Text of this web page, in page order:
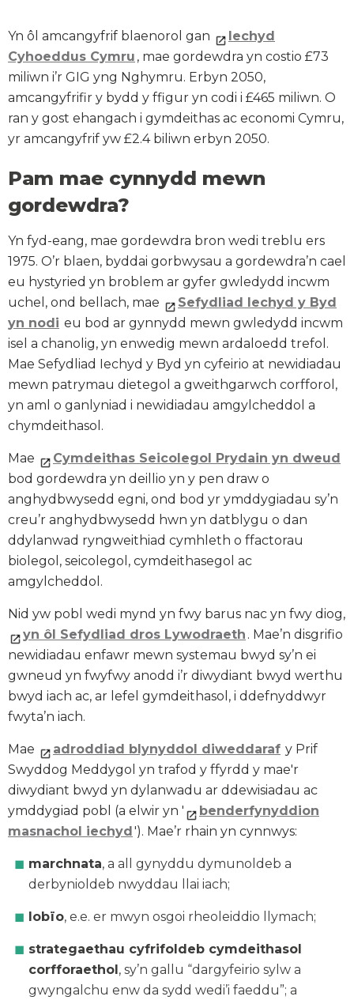
Yn ôl amcangyfrif blaenorol gan
Iechyd
Cyhoeddus Cymru , mae gordewdra yn costio £73
miliwn i’r GIG yng Nghymru. Erbyn 2050,
amcangyfrifir y bydd y ffigur yn codi i £465 miliwn. O
ran y gost ehangach i gymdeithas ac economi Cymru,
yr amcangyfrif yw £2.4 biliwn erbyn 2050.
Pam mae cynnydd mewn
gordewdra?
Yn fyd-eang, mae gordewdra bron wedi treblu ers
1975. O’r blaen, byddai gorbwysau a gordewdra’n cael
eu hystyried yn broblem ar gyfer gwledydd incwm
uchel, ond bellach, mae
Sefydliad Iechyd y Byd
yn nodi eu bod ar gynnydd mewn gwledydd incwm
isel a chanolig, yn enwedig mewn ardaloedd trefol.
Mae Sefydliad Iechyd y Byd yn cyfeirio at newidiadau
mewn patrymau dietegol a gweithgarwch corfforol,
yn aml o ganlyniad i newidiadau amgylcheddol a
chymdeithasol.
Mae
Cymdeithas Seicolegol Prydain yn dweud
bod gordewdra yn deillio yn y pen draw o
anghydbwysedd egni, ond bod yr ymddygiadau sy’n
creu’r anghydbwysedd hwn yn datblygu o dan
ddylanwad ryngweithiad cymhleth o ffactorau
biolegol, seicolegol, cymdeithasegol ac
amgylcheddol.
Nid yw pobl wedi mynd yn fwy barus nac yn fwy diog,
yn ôl Sefydliad dros Lywodraeth . Mae’n disgrifio
newidiadau enfawr mewn systemau bwyd sy’n ei
gwneud yn fwyfwy anodd i’r diwydiant bwyd werthu
bwyd iach ac, ar lefel gymdeithasol, i ddefnyddwyr
fwyta’n iach.
Mae adroddiad blynyddol diweddaraf y Prif
Swyddog Meddygol yn trafod y ffyrdd y mae'r
diwydiant bwyd yn dylanwadu ar ddewisiadau ac
ymddygiad pobl (a elwir yn '
benderfynyddion
masnachol iechyd'). Mae’r rhain yn cynnwys:
marchnata, a all gynyddu dymunoldeb a
derbynioldeb nwyddau llai iach;
lobïo, e.e. er mwyn osgoi rheoleiddio llymach;
strategaethau cyfrifoldeb cymdeithasol
corfforaethol, sy’n gallu “dargyfeirio sylw a
gwyngalchu enw da sydd wedi’i faeddu”; a